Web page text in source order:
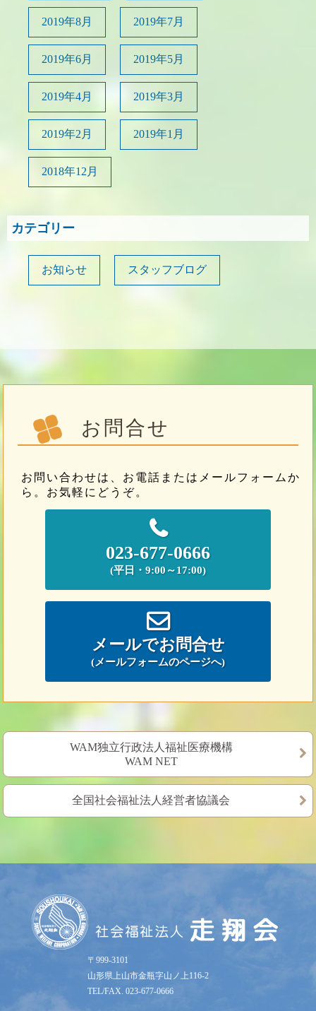
2019年8月 2019年7月
2019年6月 2019年5月
2019年4月 2019年3月
2019年2月 2019年1月
2018年12月
カテゴリー
お知らせ スタッフブログ
お問合せ
お問い合わせは、お電話またはメールフォームか
ら。お気軽にどうぞ。
023-677-0666
(平日・9:00～17:00)
メールでお問合せ
(メールフォームのページへ)
WAM独立行政法人福祉医療機構
WAM NET
全国社会福祉法人経営者協議会
〒999-3101
山形県上山市金瓶字山ノ上116-2
TEL/FAX. 023-677-0666